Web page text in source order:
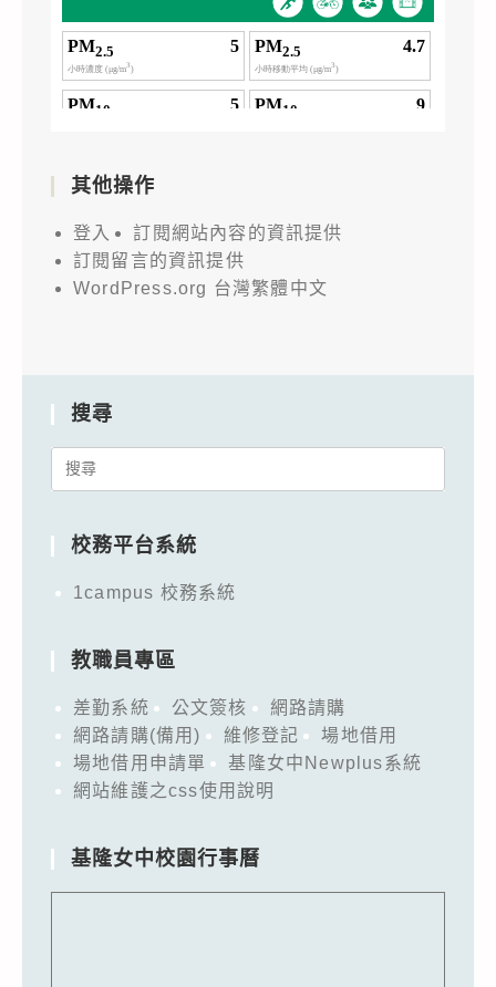
其他操作
登入
訂閱網站內容的資訊提供
訂閱留言的資訊提供
WordPress.org 台灣繁體中文
搜尋
Search
校務平台系統
1campus 校務系統
教職員專區
差勤系統 公文簽核
網路請購
網路請購(備用)
維修登記
場地借用
場地借用申請單
基隆女中Newplus系統
網站維護之css使用說明
基隆女中校園行事曆